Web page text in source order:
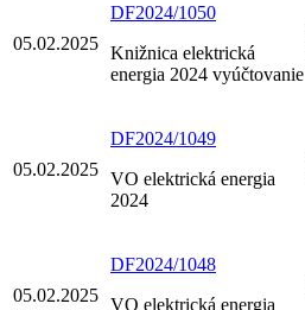
05.02.2025
DF2024/1050
Knižnica elektrická
energia 2024 vyúčtovanie
05.02.2025
DF2024/1049
VO elektrická energia
2024
05.02.2025
DF2024/1048
VO elektrická energia